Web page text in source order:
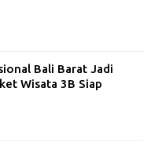
Bali Barat Jadi
Wisata 3B Siap